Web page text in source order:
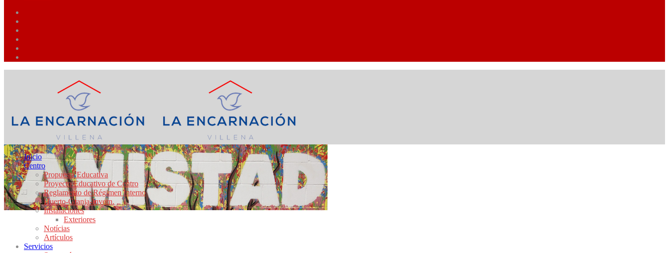
Inicio
Centro
Propuesta Educativa
Proyecto Educativo de Centro
Reglamento de Régimen Interno
Huerto-Granja-Invern.
Instalaciones
Exteriores
Notícias
Artículos
Servicios